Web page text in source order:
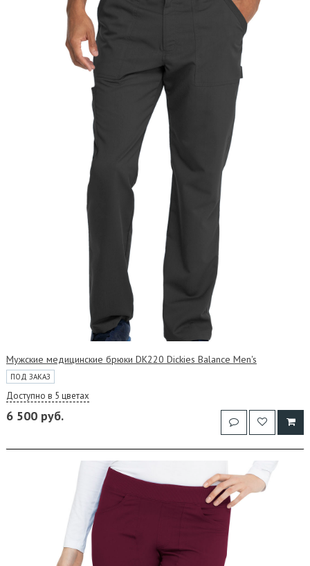
Мужские медицинские брюки DK220 Dickies Balance Men's
ПОД ЗАКАЗ
Доступно в 5 цветах
6 500 руб.